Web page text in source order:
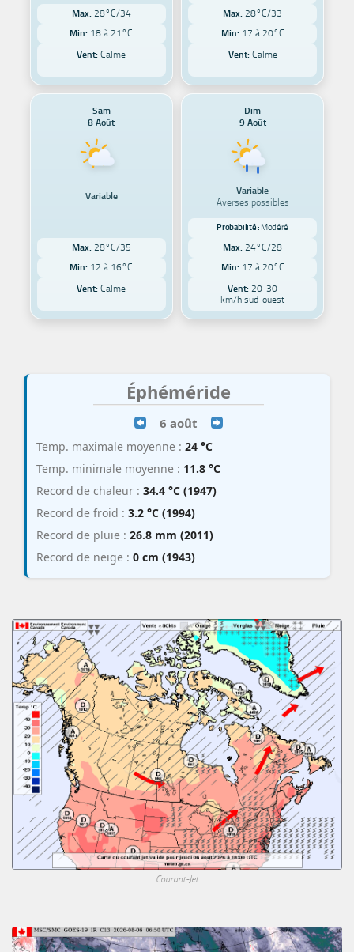
Max: 28°C/34
Min: 18 à 21°C
Vent: Calme
Max: 28°C/33
Min: 17 à 20°C
Vent:Calme
Sam
8 Août
Variable
Max: 28°C/35
Min: 12 à 16°C
Vent: Calme
Dim
9 Août
Variable
Averses possibles
Probabilité : Modéré
Max: 24°C/28
Min: 17 à 20°C
Vent: 20-30
km/h sud-ouest
Éphéméride
6 août
Temp. maximale moyenne : 24 °C
Temp. minimale moyenne : 11.8 °C
Record de chaleur : 34.4 °C (1947)
Record de froid : 3.2 °C (1994)
Record de pluie : 26.8 mm (2011)
Record de neige : 0 cm (1943)
Courant-Jet